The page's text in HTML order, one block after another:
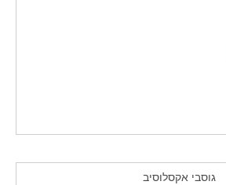
גוסבי אקסלוסיב